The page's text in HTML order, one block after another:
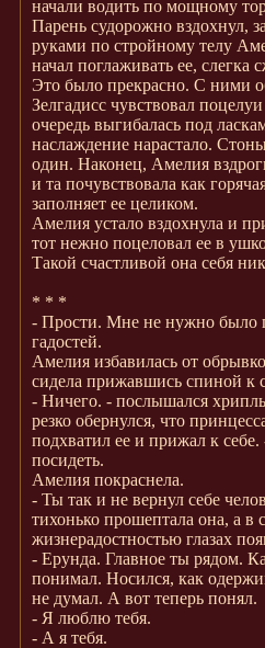
начали водить по мощному
Парень судорожно вздохнул,
руками по стройному телу
начал поглаживать ее, слегка
Это было прекрасно. С ними
Зелгадисс чувствовал
очередь выгибалась под
наслаждение нарастало.
один. Наконец, Амелия
и та почувствовала как
заполняет ее целиком.
Амелия устало вздохнула и
тот нежно поцеловал ее в
Такой счастливой она себя
* * *
- Прости. Мне не нужно было
гадостей.
Амелия избавилась от
сидела прижавшись спиной к
- Ничего. - послышался
резко обернулся, что
подхватил ее и прижал к
посидеть.
Амелия покраснела.
- Ты так и не вернул себе
тихонько прошептала она, а в
жизнерадостностью глазах
- Ерунда. Главное ты рядом.
понимал. Носился, как
не думал. А вот теперь понял.
- Я люблю тебя.
- А я тебя.